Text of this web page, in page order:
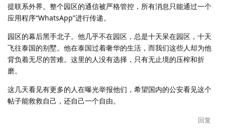
提联系外界。整个园区的通信被严格管控，所有消息只能通过一个
应用程序“WhatsApp”进行传递。
园区的幕后黑手北子。他几乎不在园区，总是十天呆在园区，十天
飞往泰国的别墅。他在泰国过着奢华的生活，而我们这些人却为他
背负着无尽的苦难。这里的人没有选择，只有无止境的压榨和折
磨。
这几天看见有更多的人在曝光举报他们，希望国内的公安看见这个
帖子能救救自己，还自己一个自由。
回复